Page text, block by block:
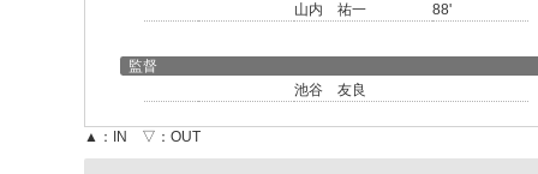
山内 祐一
88'
監督
池谷 友良
▲：IN ▽：OUT